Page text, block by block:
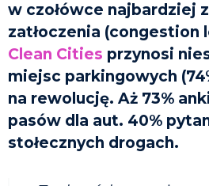
w czołówce najbardziej
zatłoczenia (congestion
Clean Cities przynosi
miejsc parkingowych
na rewolucję. Aż 73%
pasów dla aut. 40%
stołecznych drogach.